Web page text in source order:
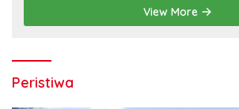
View More
Peristiwa